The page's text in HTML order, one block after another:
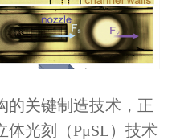
的关键制造技术，正
体光刻（PμSL）技术